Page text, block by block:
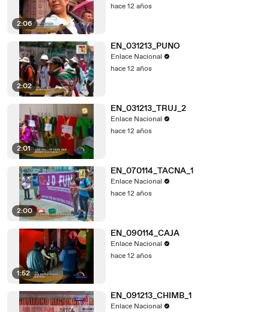
2:06
hace 12 años
2:02
EN_031213_PUNO
Enlace Nacional
hace 12 años
2:01
EN_031213_TRUJ_2
Enlace Nacional
hace 12 años
2:00
EN_070114_TACNA_1
Enlace Nacional
hace 12 años
1:52
EN_090114_CAJA
Enlace Nacional
hace 12 años
EN_091213_CHIMB_1
Enlace Nacional